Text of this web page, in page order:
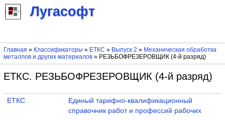
Лугасофт
Главная » Классификаторы » ЕТКС » Выпуск 2 » Механическая обработка
металлов и других материалов» РЕЗЬБОФРЕЗЕРОВЩИК (4-й разряд)
ЕТКС. РЕЗЬБОФРЕЗЕРОВЩИК (4-й разряд)
ЕТКС
Единый тарифно-квалификационный
справочник работ и профессий рабочих